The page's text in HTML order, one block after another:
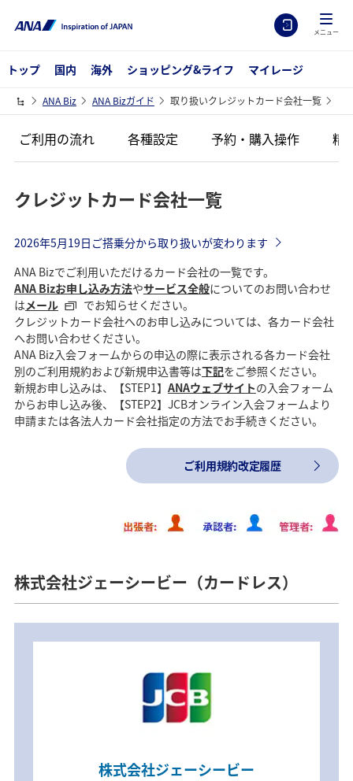
メニュー
トップ 国内 海外 ショッピング&ライフ マイレージ
ANA Biz ANA Bizガイド 取り扱いクレジットカード会社一覧
ご利用の流れ 各種設定 予約・購入操作 精
クレジットカード会社一覧
2026年5月19日ご搭乗分から取り扱いが変わります
ANA Bizでご利用いただけるカード会社の一覧です。
ANA Bizお申し込み方法やサービス全般についてのお問い合わせ
はメール
でお知らせください。
クレジットカード会社へのお申し込みについては、各カード会社
へお問い合わせください。
ANA Biz入会フォームからの申込の際に表示される各カード会社
別のご利用規約および新規申込書等は下記をご参照ください。
新規お申し込みは、【STEP1】 ANAウェブサイトの入会フォーム
からお申し込み後、【STEP2】JCBオンライン入会フォームより
申請または各法人カード会社指定の方法でお手続きください。
ご利用規約改定履歴
株式会社ジェーシービー（カードレス）
株式会社ジェーシービー